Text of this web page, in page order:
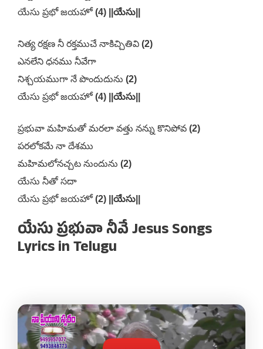
యేసు ప్రభో జయహో (4) ||యేసు||
నిత్య రక్షణ నీ రక్తముచే నాకిచ్చితివి (2)
ఎనలేని ధనము నీవేగా
నిశ్చయముగా నే పొందుదును (2)
యేసు ప్రభో జయహో (4) ||యేసు||
ప్రభువా మహిమతో మరలా వత్తు నన్ను కొనిపోవ (2)
పరలోకమే నా దేశము
మహిమలోనచ్చట నుందును (2)
యేసు నీతో సదా
యేసు ప్రభో జయహో (2) ||యేసు||
యేసు ప్రభువా నీవే Jesus Songs
Lyrics in Telugu